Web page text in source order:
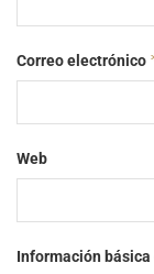
Correo electrónico
Web
Información básica